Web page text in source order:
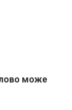
може